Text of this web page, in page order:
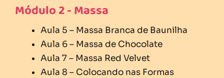
Módulo 2 - Massa
Aula 5 – Massa Branca de Baunilha
Aula 6 – Massa de Chocolate
Aula 7 – Massa Red Velvet
Aula 8 – Colocando nas Formas